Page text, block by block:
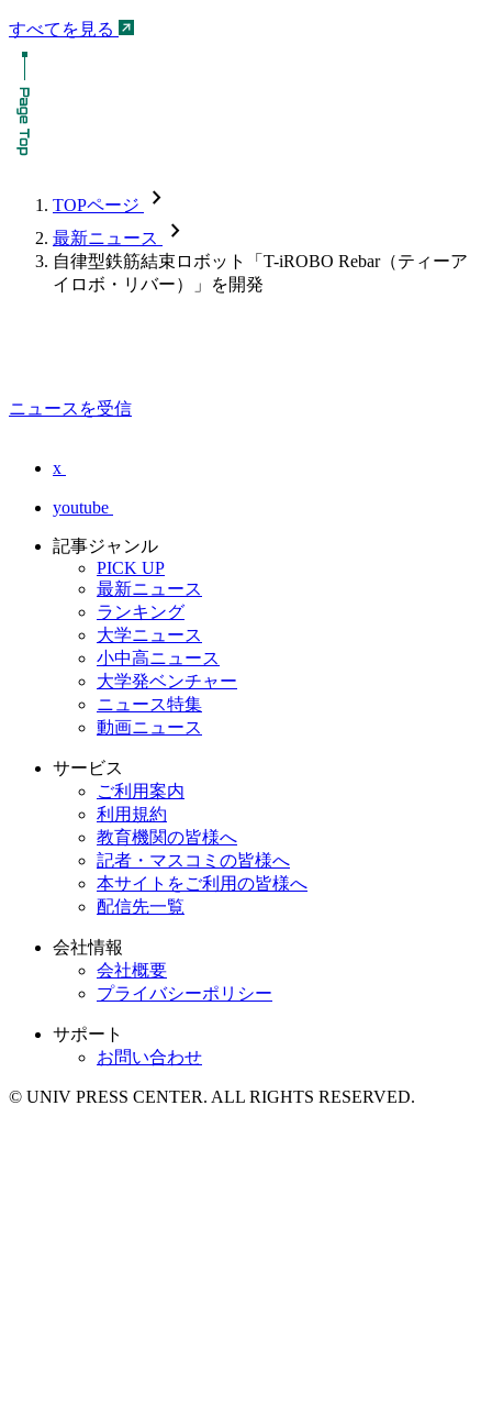
すべてを見る
TOPページ chevron_forward
最新ニュース chevron_forward
自律型鉄筋結束ロボット「T-iROBO Rebar（ティーア
イロボ・リバー）」を開発
ニュースを受信
x
youtube
記事ジャンル
PICK UP
最新ニュース
ランキング
大学ニュース
小中高ニュース
大学発ベンチャー
ニュース特集
動画ニュース
サービス
ご利用案内
利用規約
教育機関の皆様へ
記者・マスコミの皆様へ
本サイトをご利用の皆様へ
配信先一覧
会社情報
会社概要
プライバシーポリシー
サポート
お問い合わせ
© UNIV PRESS CENTER. ALL RIGHTS RESERVED.